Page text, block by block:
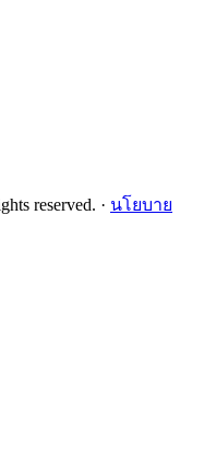
reserved. · นโยบาย